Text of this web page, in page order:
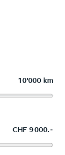
10'000 km
CHF 9 000.–